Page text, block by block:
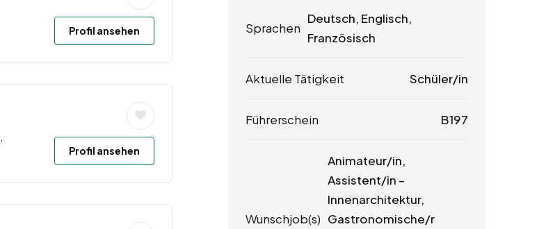
Profil ansehen
Profil ansehen
Sprachen
Deutsch, Englisch,
Französisch
Aktuelle Tätigkeit Schüler/in
Führerschein B197
Wunschjob(s)
Animateur/in,
Assistent/in –
Innenarchitektur,
Gastronomische/r